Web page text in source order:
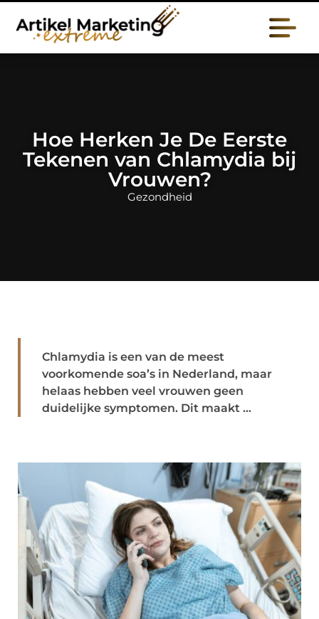
Hoe Herken Je De Eerste
Tekenen van Chlamydia bij
Vrouwen?
Gezondheid
Chlamydia is een van de meest
voorkomende soa’s in Nederland, maar
helaas hebben veel vrouwen geen
duidelijke symptomen. Dit maakt ...